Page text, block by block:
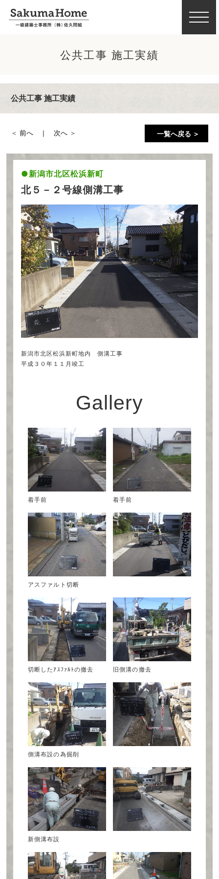
公共工事 施工実績
公共工事 施工実績
前へ 次へ 一覧へ戻る ＞
新潟市北区松浜新町
北５－２号線側溝工事
新潟市北区松浜新町地内 側溝工事
平成３０年１１月竣工
Gallery
着手前 着手前
アスファルト切断
切断したｱｽﾌｧﾙﾄの撤去 旧側溝の撤去
側溝布設の為掘削
新側溝布設